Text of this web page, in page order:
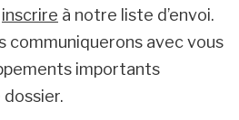
inscrire à notre liste d’envoi.
communiquerons avec vous
importants